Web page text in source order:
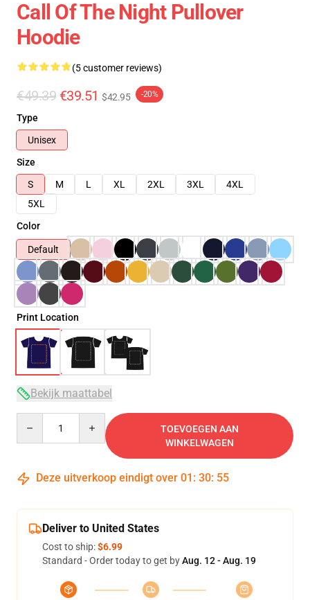
Call Of The Night Pullover
Hoodie
(5 customer reviews)
€49.39 €39.51 $42.95 -20%
Type
Unisex
Size
S
M L XL 2XL 3XL
4XL
5XL
Color
Default
Print Location
Bekijk maattabel
TOEVOEGEN AAN
WINKELWAGEN
Deze uitverkoop eindigt over 01 : 30: 54
Deliver to United States
Cost to ship:$6.99
Standard - Order today to get byAug. 12 - Aug. 19